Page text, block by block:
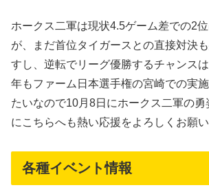
ホークス二軍は現状4.5ゲーム差での2
が、まだ首位タイガースとの直接対決
すし、逆転でリーグ優勝するチャンス
年もファーム日本選手権の宮崎での実
たいなので10月8日にホークス二軍の勇
にこちらへも熱い応援をよろしくお願い
各種イベント情報